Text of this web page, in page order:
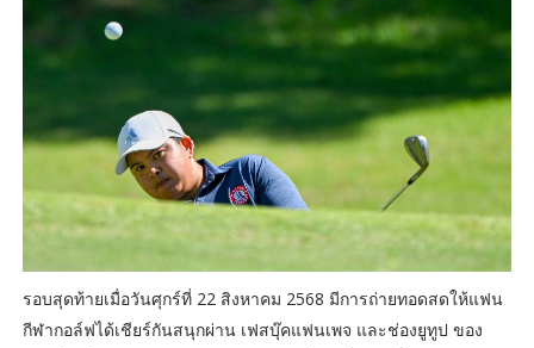
รอบสุดท้ายเมื่อวันศุกร์ที่ 22 สิงหาคม 2568 มีการถ่ายทอดสดให้แฟน
กีฬากอล์ฟได้เชียร์กันสนุกผ่าน เฟสบุ๊คแฟนเพจ และช่องยูทูป ของ